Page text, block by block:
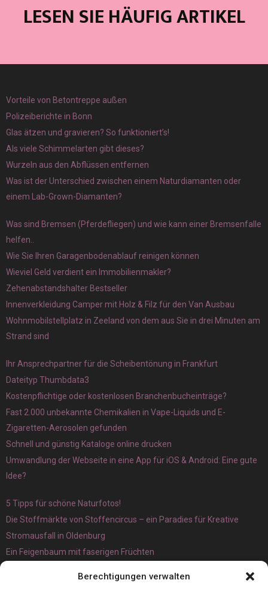
Berechtigungen verwalten
LESEN SIE HÄUFIG ARTIKEL
Vorteile von Betontreppe außen
Polizeiberichte in Bonn
Glas ätzen und gravieren? So funktioniert’s!
Als viele Schimmelarten gibt dieses?
Wurzeln aus den Abflüssen entfernen
Was ist der Unterschied zwischen einem Naturdiamanten oder
einem Lab-Grown-Diamanten?
Was sind Bremsen (Pferdefliegen) und wie kann einer Bremsenfalle
helfen..
Wie Sie Ihren Garagenbodenablauf reinigen können
Wieviel Geld verdient ein Immobilienmakler?
Zehenabstandshalter Bestseller
Innenverkleidung Camper mit Holz & Filz für den Van Ausbau
Wohnmobilstellplatz in Zeeland von dem aus Sie in drei Minuten am
Strand sind
Ihr Ansprechpartner für die Scheibentönung in Frankfurt
Dateityp Thumbdata3
Kostenpflichtige oder kostenlosen Branchenbucheinträge?
Fast 2.000 unbekannte Chemikalien in Vape-Liquids und E-
Zigaretten-Aerosolen gefunden
Schnell und günstig Kataloge online drucken
Umwandlung der Webseite in eine App für iOS & Android: Eine gute
Idee?
5 Tipps für schöne Naturfotos!
Die Stoffmärkte von Stoffencircus – ein Paradies für Kreative
Stromausfall in Oldenburg
Ein Feigenbaum mit faserigen Früchten